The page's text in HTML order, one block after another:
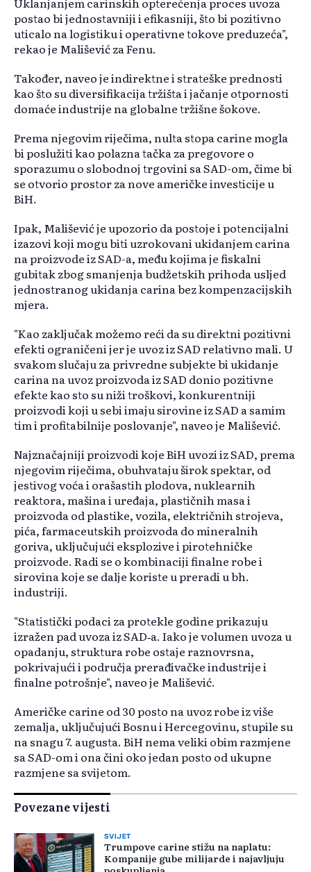
postao bi jednostavniji i efikasniji, što bi pozitivno
uticalo na logistiku i operativne tokove preduzeća",
rekao je Mališević za Fenu.
Također, naveo je indirektne i strateške prednosti
kao što su diversifikacija tržišta i jačanje otpornosti
domaće industrije na globalne tržišne šokove.
Prema njegovim riječima, nulta stopa carine mogla
bi poslužiti kao polazna tačka za pregovore o
sporazumu o slobodnoj trgovini sa SAD-om, čime bi
se otvorio prostor za nove američke investicije u
BiH.
Ipak, Mališević je upozorio da postoje i potencijalni
izazovi koji mogu biti uzrokovani ukidanjem carina
na proizvode iz SAD-a, među kojima je fiskalni
gubitak zbog smanjenja budžetskih prihoda usljed
jednostranog ukidanja carina bez kompenzacijskih
mjera.
"Kao zaključak možemo reći da su direktni pozitivni
efekti ograničeni jer je uvoz iz SAD relativno mali. U
svakom slučaju za privredne subjekte bi ukidanje
carina na uvoz proizvoda iz SAD donio pozitivne
efekte kao sto su niži troškovi, konkurentniji
proizvodi koji u sebi imaju sirovine iz SAD a samim
tim i profitabilnije poslovanje", naveo je Mališević.
Najznačajniji proizvodi koje BiH uvozi iz SAD, prema
njegovim riječima, obuhvataju širok spektar, od
jestivog voća i orašastih plodova, nuklearnih
reaktora, mašina i uređaja, plastičnih masa i
proizvoda od plastike, vozila, električnih strojeva,
pića, farmaceutskih proizvoda do mineralnih
goriva, uključujući eksplozive i pirotehničke
proizvode. Radi se o kombinaciji finalne robe i
sirovina koje se dalje koriste u preradi u bh.
industriji.
"Statistički podaci za protekle godine prikazuju
izražen pad uvoza iz SAD‑a. Iako je volumen uvoza u
opadanju, struktura robe ostaje raznovrsna,
pokrivajući i područja prerađivačke industrije i
finalne potrošnje", naveo je Mališević.
Američke carine od 30 posto na uvoz robe iz više
zemalja, uključujući Bosnu i Hercegovinu, stupile su
na snagu 7. augusta. BiH nema veliki obim razmjene
sa SAD-om i ona čini oko jedan posto od ukupne
razmjene sa svijetom.
Povezane vijesti
SVIJET
Trumpove carine stižu na naplatu:
Kompanije gube milijarde i najavljuju